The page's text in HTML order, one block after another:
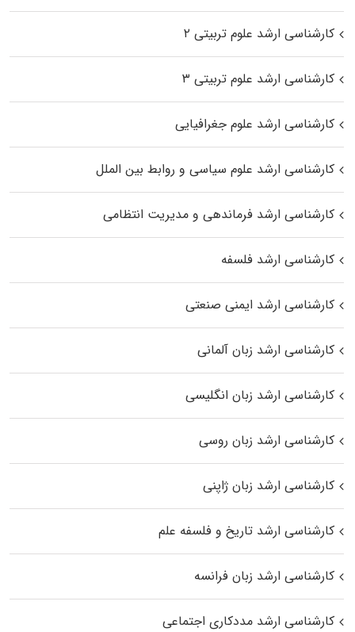
کارشناسی ارشد علوم تربیتی ۲
کارشناسی ارشد علوم تربیتی ۳
کارشناسی ارشد علوم جغرافیایی
کارشناسی ارشد علوم سیاسی و روابط بین الملل
کارشناسی ارشد فرماندهی و مدیریت انتظامی
کارشناسی ارشد فلسفه
کارشناسی ارشد ایمنی صنعتی
کارشناسی ارشد زبان آلمانی
کارشناسی ارشد زبان انگلیسی
کارشناسی ارشد زبان روسی
کارشناسی ارشد زبان ژاپنی
کارشناسی ارشد تاریخ و فلسفه علم
کارشناسی ارشد زبان فرانسه
کارشناسی ارشد مددکاری اجتماعی